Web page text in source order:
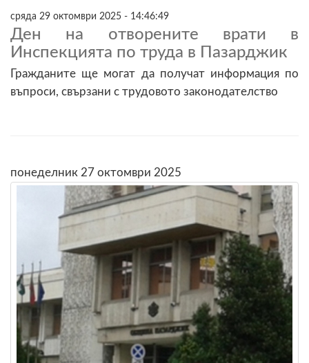
сряда 29 октомври 2025 - 14:46:49
Ден на отворените врати в
Инспекцията по труда в Пазарджик
Гражданите ще могат да получат информация по
въпроси, свързани с трудовото законодателство
понеделник 27 октомври 2025